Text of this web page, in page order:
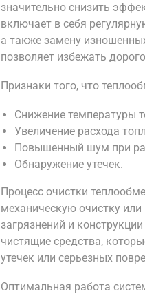
значительно снизить
включает в себя
а также замену
позволяет избежать
Признаки того, что
Снижение температуры
Увеличение расхода
Повышенный шум при
Обнаружение утечек.
Процесс очистки
механическую очистку
загрязнений и
чистящие средства,
утечек или серьезных
Оптимальная работа